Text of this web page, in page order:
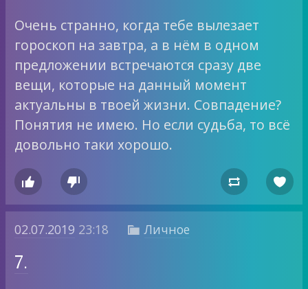
Очень странно, когда тебе вылезает
гороскоп на завтра, а в нём в одном
предложении встречаются сразу две
вещи, которые на данный момент
актуальны в твоей жизни. Совпадение?
Понятия не имею. Но если судьба, то всё
довольно таки хорошо.
   
02.07.2019 23:18  Личное
7.